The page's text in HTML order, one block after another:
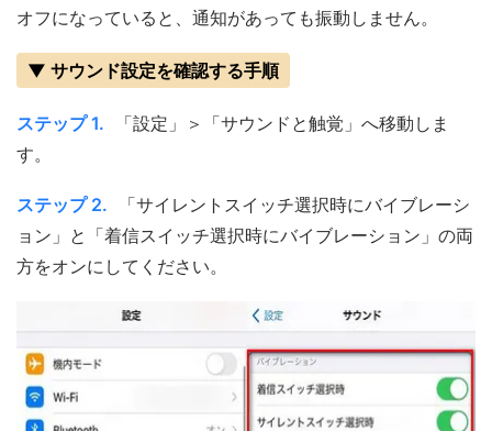
オフになっていると、通知があっても振動しません。
▼ サウンド設定を確認する手順
ステップ 1.
「設定」＞「サウンドと触覚」へ移動しま
す。
ステップ 2.
「サイレントスイッチ選択時にバイブレーシ
ョン」と「着信スイッチ選択時にバイブレーション」の両
方をオンにしてください。